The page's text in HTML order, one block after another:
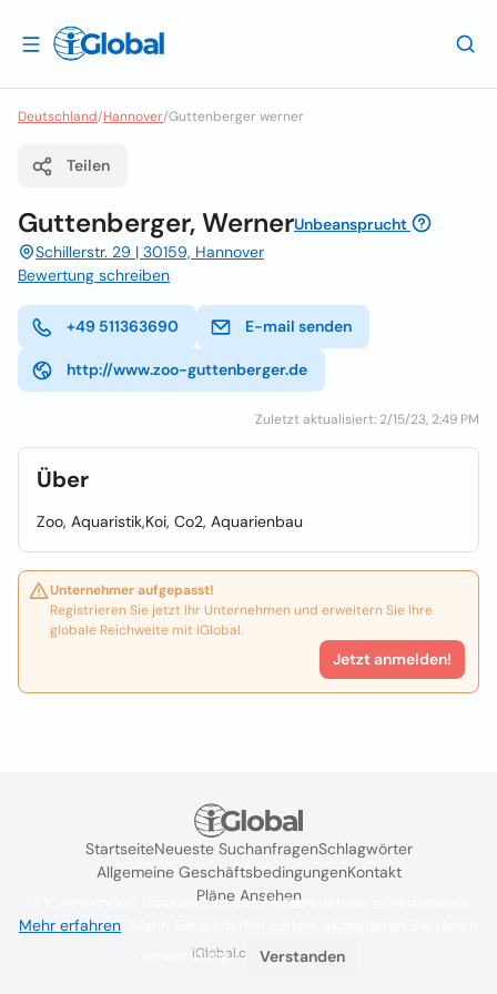
Deutschland/Hannover/Guttenberger werner
Teilen
Guttenberger, WernerUnbeansprucht
Schillerstr. 29 | 30159, Hannover
Bewertung schreiben
+49 511363690 E-mail senden
http://www.zoo-guttenberger.de
Zuletzt aktualisiert: 2/15/23, 2:49 PM
Über
Zoo, Aquaristik,Koi, Co2, Aquarienbau
Unternehmer aufgepasst!
Registrieren Sie jetzt Ihr Unternehmen und erweitern Sie Ihre
globale Reichweite mit iGlobal.
Jetzt anmelden!
StartseiteNeueste SuchanfragenSchlagwörter
Allgemeine GeschäftsbedingungenKontakt
Pläne Ansehen
iGlobal.co @ 2024
Wir verwenden Cookies, um das Nutzererlebnis zu verbessern
Mehr erfahren
Verwendung.
Verstanden